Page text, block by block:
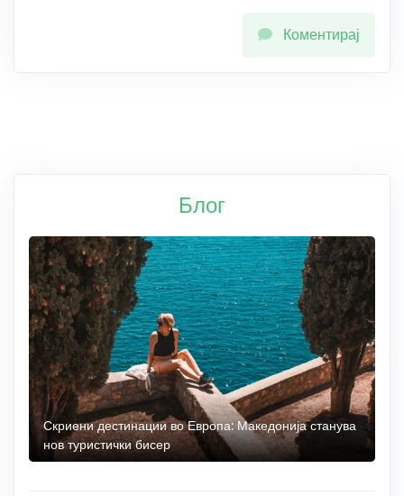
Коментирај
Блог
Скриени дестинации во Европа: Македонија станува
нов туристички бисер